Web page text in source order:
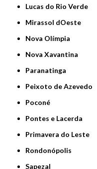
Lucas do Rio Verde
Mirassol dOeste
Nova Olímpia
Nova Xavantina
Paranatinga
Peixoto de Azevedo
Poconé
Pontes e Lacerda
Primavera do Leste
Rondonópolis
Sapezal